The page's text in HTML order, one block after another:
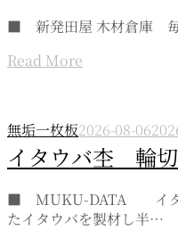
■ 新発田屋 木材倉庫 毎
Read More
無垢一枚板2026-08-06
イタウバ杢 輪切
■ MUKU-DATA イタ
たイタウバを製材し半…